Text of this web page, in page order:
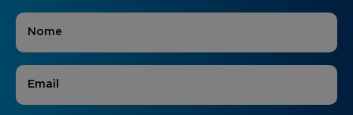
Nome
E-mail